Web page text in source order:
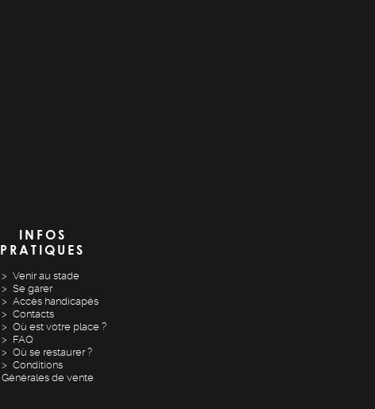
INFOS
PRATIQUES
Venir au stade
Se garer
Accès handicapés
Contacts
Où est votre place ?
FAQ
Où se restaurer ?
Conditions
Générales de vente